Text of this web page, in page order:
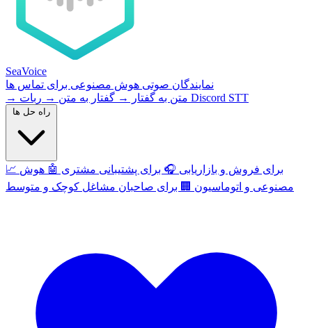
SeaVoice
نمایندگان صوتی هوش مصنوعی برای تماس ها
→
متن به گفتار → گفتار به متن → ربات Discord STT
📈 برای فروش و بازاریابی 🎧 برای پشتیبانی مشتری 🤖 هوش
مصنوعی و اتوماسیون 🏢 برای صاحبان مشاغل کوچک و متوسط